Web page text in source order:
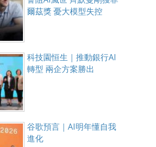
爾茲獎 憂大模型失控
科技園恒生｜推動銀行AI
轉型 兩企方案勝出
谷歌預言｜AI明年懂自我
進化